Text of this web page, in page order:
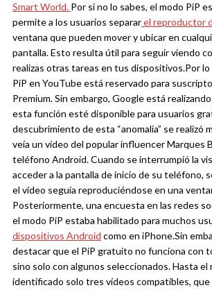
Smart World. Por si no lo sabes, el modo PiP
permite a los usuarios separarel reproductor
ventana que pueden mover y ubicar en
pantalla. Esto resulta útil para seguir viendo
realizas otras tareas en tus dispositivos.Por
PiP en YouTube está reservado para
Premium. Sin embargo, Google está
esta función esté disponible para usuarios
descubrimiento de esta “anomalía” se realizó
veía un vídeo del popular influencer Marques
teléfono Android. Cuando se interrumpió la
acceder a la pantalla de inicio de su teléfono,
el vídeo seguía reproduciéndose en una
Posteriormente, una encuesta en las redes
el modo PiP estaba habilitado para muchos
dispositivos Android como en iPhone.Sin
destacar que el PiP gratuito no funciona con
sino solo con algunos seleccionados. Hasta el
identificado solo tres vídeos compatibles, que